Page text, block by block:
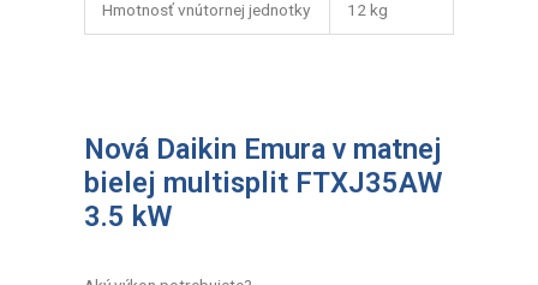
Hmotnosť vnútornej jednotky 12 kg
Nová Daikin Emura v matnej
bielej multisplit FTXJ35AW
3.5 kW